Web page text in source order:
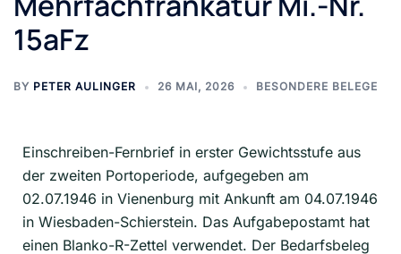
15aFz
BY PETER AULINGER 26 MAI, 2026 BESONDERE BELEGE
Einschreiben-Fernbrief in erster Gewichtsstufe aus
der zweiten Portoperiode, aufgegeben am
02.07.1946 in Vienenburg mit Ankunft am 04.07.1946
in Wiesbaden-Schierstein. Das Aufgabepostamt hat
einen Blanko-R-Zettel verwendet. Der Bedarfsbeleg